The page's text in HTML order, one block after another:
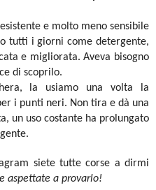
e molto meno sensibile
tutti i giorni come detergente,
e migliorata. Aveva bisogno
di scoprilo.
la usiamo una volta la
i punti neri. Non tira e dà una
un uso costante ha prolungato
siete tutte corse a dirmi
aspettate a provarlo!